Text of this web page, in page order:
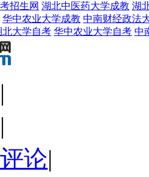
招生网 湖北中医药大学成教 湖
华中农业大学成教 中南财经政法
北大学自考 华中农业大学自考 中
|
|
论|